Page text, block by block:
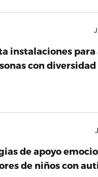
instalaciones
con diversidad
de apoyo
de niños con